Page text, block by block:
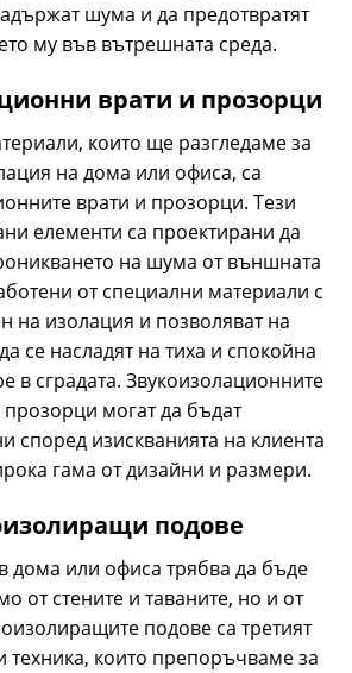
шума и да предотвратят
му във вътрешната среда.
врати и прозорци
които ще разгледаме за
на дома или офиса, са
врати и прозорци. Тези
елементи са проектирани да
на шума от външната
от специални материали с
на изолация и позволяват на
се насладят на тиха и спокойна
в сградата. Звукоизолационните
прозорци могат да бъдат
според изискванията на клиента
гама от дизайни и размери.
подове
дома или офиса трябва да бъде
от стените и таваните, но и от
подове са третият
техника, които препоръчваме за